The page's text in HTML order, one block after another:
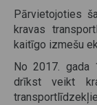
Pārvietojoties
kravas
kaitīgo izmešu
No 2017. gada
drīkst veikt